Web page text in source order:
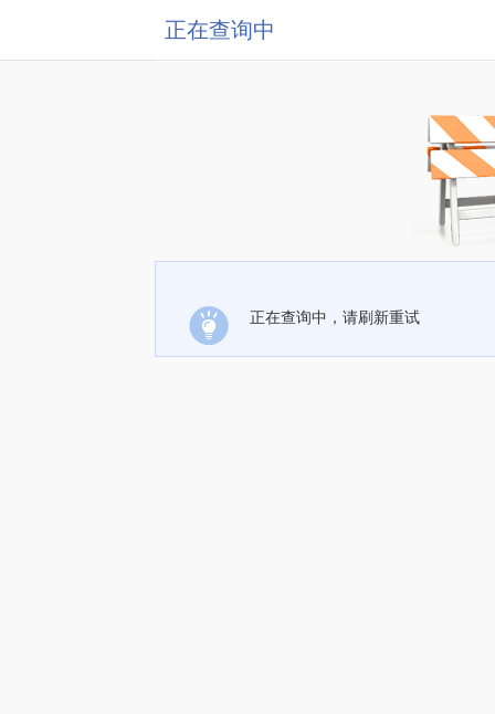
正在查询中
正在查询中，请刷新重试